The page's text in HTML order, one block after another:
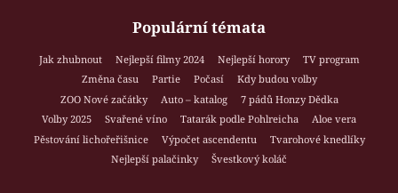
Populární témata
Jak zhubnout Nejlepší filmy 2024 Nejlepší horory
TV program
Změna času
Partie Počasí
Kdy budou volby
ZOO Nové začátky
Auto – katalog
7 pádů Honzy Dědka
Volby 2025
Svařené víno Tatarák podle Pohlreicha
Aloe vera
Pěstování lichořeřišnice
Výpočet ascendentu
Tvarohové knedlíky
Nejlepší palačinky
Švestkový koláč